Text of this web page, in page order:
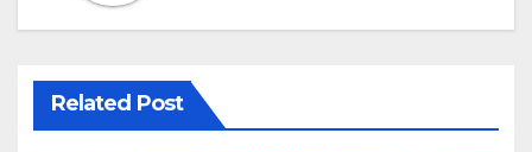
Related Post